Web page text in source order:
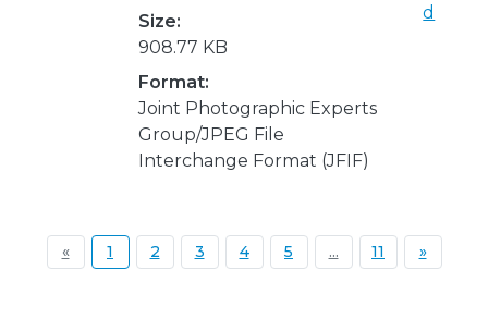
Size:
908.77 KB
Format:
Joint Photographic Experts
Group/JPEG File
Interchange Format (JFIF)
d
« 1 (current)
2 3 4 5 ... 11 »